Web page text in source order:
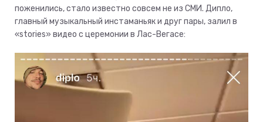
поженились, стало известно совсем не из СМИ. Дипло,
главный музыкальный инстаманьяк и друг пары, залил в
«stories» видео с церемонии в Лас-Вегасе: